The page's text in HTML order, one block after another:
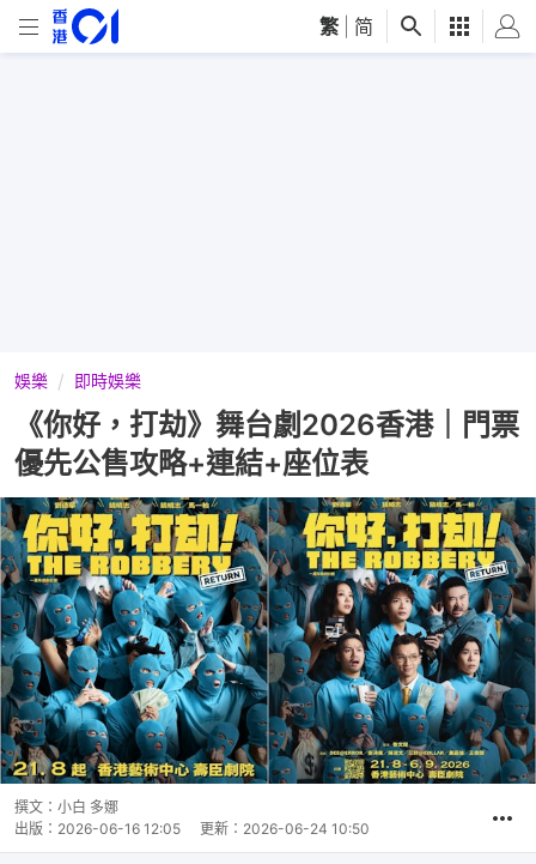
繁 简
娛樂 即時娛樂
《你好，打劫》舞台劇2026香港｜門票
優先公售攻略+連結+座位表
撰文： 小白 多娜
出版： 2026-06-16 12:05 更新： 2026-06-24 10:50